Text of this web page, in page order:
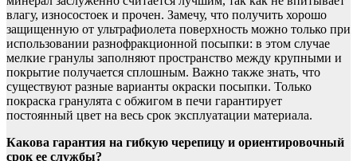
влагу, износостоек и прочен. Замечу, что получить хорошо
защищенную от ультрафиолета поверхность можно только при
использовании разнофракционной посыпки: в этом случае
мелкие гранулы заполняют пространство между крупными и
покрытие получается сплошным. Важно также знать, что
существуют разные варианты окраски посыпки. Только
покраска гранулята с обжигом в печи гарантирует
постоянный цвет на весь срок эксплуатации материала.
Какова гарантия на гибкую черепицу и ориентировочный
срок ее службы?